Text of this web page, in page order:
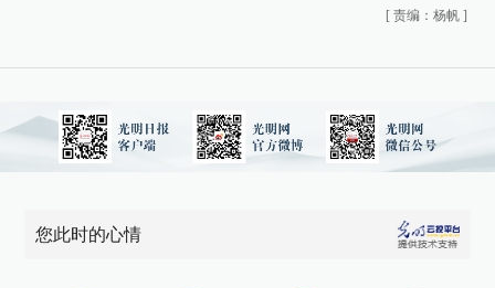
[ 责编：杨帆 ]
您此时的心情